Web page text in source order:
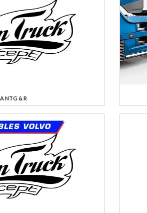
NTG & R